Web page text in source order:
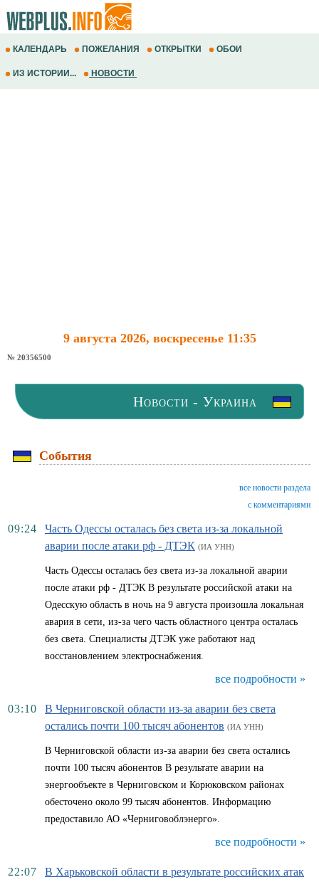
КАЛЕНДАРЬ ПОЖЕЛАНИЯ ОТКРЫТКИ ОБОИ
ИЗ ИСТОРИИ... НОВОСТИ
9 августа 2026, воскресенье 11:35
№ 20356500
Новости - Украина
События
все новости раздела
с комментариями
09:24
Часть Одессы осталась без света из-за локальной
аварии после атаки рф - ДТЭК (ИА УНН)
Часть Одессы осталась без света из-за локальной аварии
после атаки рф - ДТЭК В результате российской атаки на
Одесскую область в ночь на 9 августа произошла локальная
авария в сети, из-за чего часть областного центра осталась
без света. Специалисты ДТЭК уже работают над
восстановлением электроснабжения.
все подробности »
03:10
В Черниговской области из-за аварии без света
остались почти 100 тысяч абонентов (ИА УНН)
В Черниговской области из-за аварии без света остались
почти 100 тысяч абонентов В результате аварии на
энергообъекте в Черниговском и Корюковском районах
обесточено около 99 тысяч абонентов. Информацию
предоставило АО «Черниговоблэнерго».
все подробности »
22:07
В Харьковской области в результате российских атак